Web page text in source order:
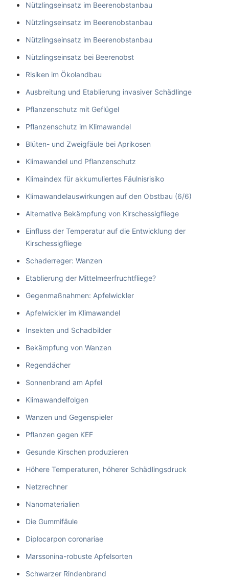
Nützlingseinsatz im Beerenobstanbau
Nützlingseinsatz im Beerenobstanbau
Nützlingseinsatz im Beerenobstanbau
Nützlingseinsatz bei Beerenobst
Risiken im Ökolandbau
Ausbreitung und Etablierung invasiver Schädlinge
Pflanzenschutz mit Geflügel
Pflanzenschutz im Klimawandel
Blüten- und Zweigfäule bei Aprikosen
Klimawandel und Pflanzenschutz
Klimaindex für akkumuliertes Fäulnisrisiko
Klimawandelauswirkungen auf den Obstbau (6/6)
Alternative Bekämpfung von Kirschessigfliege
Einfluss der Temperatur auf die Entwicklung der
Kirschessigfliege
Schaderreger: Wanzen
Etablierung der Mittelmeerfruchtfliege?
Gegenmaßnahmen: Apfelwickler
Apfelwickler im Klimawandel
Insekten und Schadbilder
Bekämpfung von Wanzen
Regendächer
Sonnenbrand am Apfel
Klimawandelfolgen
Wanzen und Gegenspieler
Pflanzen gegen KEF
Gesunde Kirschen produzieren
Höhere Temperaturen, höherer Schädlingsdruck
Netzrechner
Nanomaterialien
Die Gummifäule
Diplocarpon coronariae
Marssonina-robuste Apfelsorten
Schwarzer Rindenbrand